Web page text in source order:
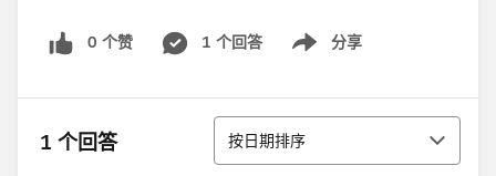
0 个赞 1 个回答 分享
Show menu
1 个回答 排序
按日期排序